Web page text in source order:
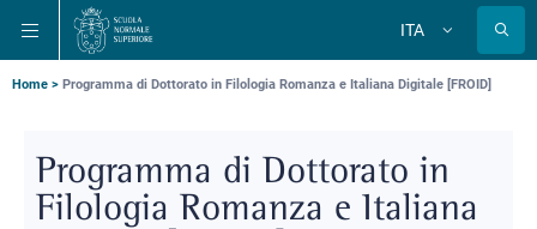
alla
navigazione
principale
contenuto
principale
alla
ricerca
principale
ITA
Briciole
pane
Home Programma di Dottorato in Filologia Romanza e Italiana Digitale [FROID]
Programma di Dottorato in
Filologia Romanza e Italiana